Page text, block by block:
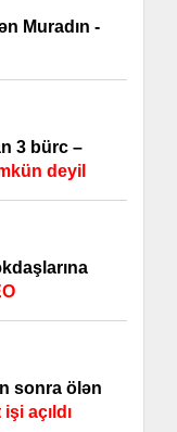
Muradın -
3 bürc –
deyil
sonra ölən
açıldı